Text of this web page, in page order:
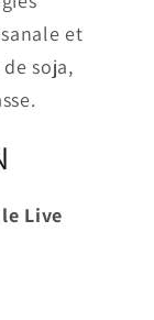
et
soja,
Live